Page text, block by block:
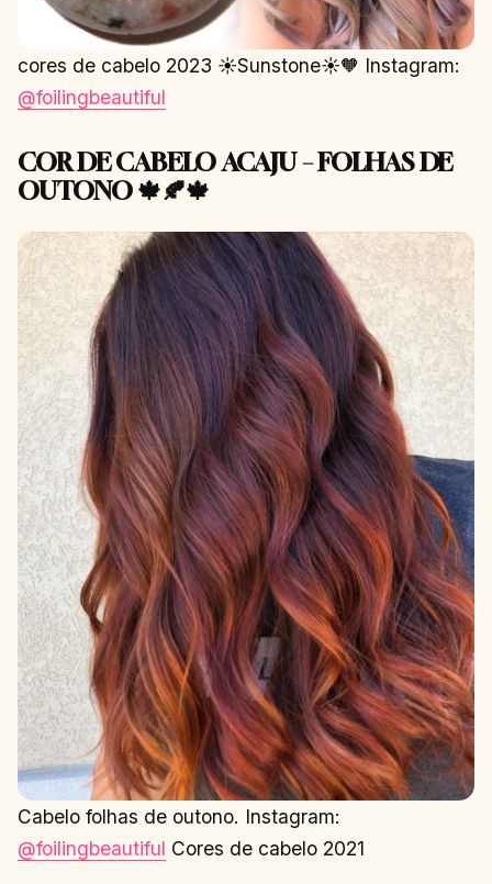
cores de cabelo 2023 ☀️Sunstone☀️🧡 Instagram:
@foilingbeautiful
COR DE CABELO ACAJU – FOLHAS DE
OUTONO 🍁🍂🍁
Cabelo folhas de outono. Instagram:
@foilingbeautiful Cores de cabelo 2021